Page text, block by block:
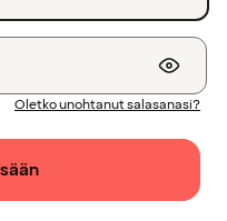
Oletko unohtanut salasanasi?